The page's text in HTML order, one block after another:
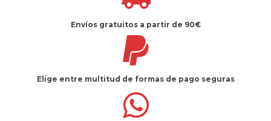
Envíos gratuitos a partir de 90€
Elige entre multitud de formas de pago seguras